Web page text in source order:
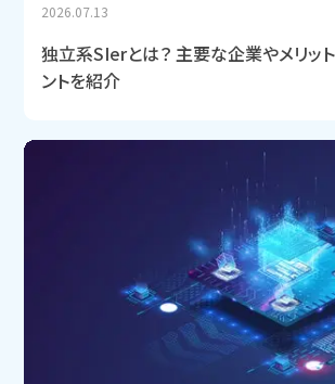
2026.07.13
独立系SIerとは？ 主要な企業やメリッ
ントを紹介